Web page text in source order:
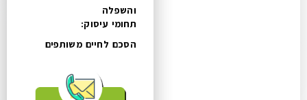
והשפלה
תחומי עיסוק:
הסכם לחיים משותפים